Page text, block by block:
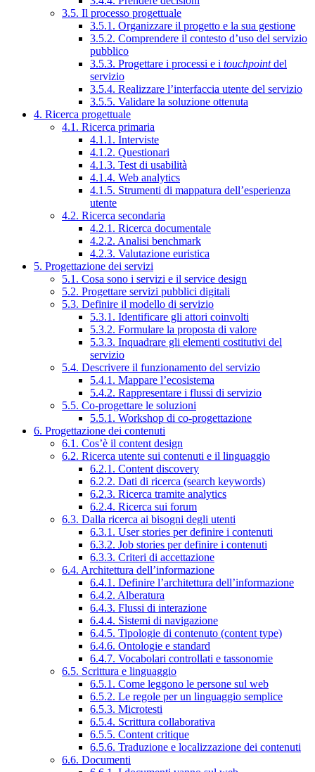
3.5. Il processo progettuale
3.5.1. Organizzare il progetto e la sua gestione
3.5.2. Comprendere il contesto d’uso del servizio
pubblico
3.5.3. Progettare i processi e i touchpointdel
servizio
3.5.4. Realizzare l’interfaccia utente del servizio
3.5.5. Validare la soluzione ottenuta
4. Ricerca progettuale
4.1. Ricerca primaria
4.1.1. Interviste
4.1.2. Questionari
4.1.3. Test di usabilità
4.1.4. Web analytics
4.1.5. Strumenti di mappatura dell’esperienza
utente
4.2. Ricerca secondaria
4.2.1. Ricerca documentale
4.2.2. Analisi benchmark
4.2.3. Valutazione euristica
5. Progettazione dei servizi
5.1. Cosa sono i servizi e il service design
5.2. Progettare servizi pubblici digitali
5.3. Definire il modello di servizio
5.3.1. Identificare gli attori coinvolti
5.3.2. Formulare la proposta di valore
5.3.3. Inquadrare gli elementi costitutivi del
servizio
5.4. Descrivere il funzionamento del servizio
5.4.1. Mappare l’ecosistema
5.4.2. Rappresentare i flussi di servizio
5.5. Co-progettare le soluzioni
5.5.1. Workshop di co-progettazione
6. Progettazione dei contenuti
6.1. Cos’è il content design
6.2. Ricerca utente sui contenuti e il linguaggio
6.2.1. Content discovery
6.2.2. Dati di ricerca (search keywords)
6.2.3. Ricerca tramite analytics
6.2.4. Ricerca sui forum
6.3. Dalla ricerca ai bisogni degli utenti
6.3.1. User stories per definire i contenuti
6.3.2. Job stories per definire i contenuti
6.3.3. Criteri di accettazione
6.4. Architettura dell’informazione
6.4.1. Definire l’architettura dell’informazione
6.4.2. Alberatura
6.4.3. Flussi di interazione
6.4.4. Sistemi di navigazione
6.4.5. Tipologie di contenuto (content type)
6.4.6. Ontologie e standard
6.4.7. Vocabolari controllati e tassonomie
6.5. Scrittura e linguaggio
6.5.1. Come leggono le persone sul web
6.5.2. Le regole per un linguaggio semplice
6.5.3. Microtesti
6.5.4. Scrittura collaborativa
6.5.5. Content critique
6.5.6. Traduzione e localizzazione dei contenuti
6.6. Documenti